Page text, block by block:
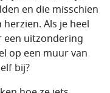
en die misschien
Als je heel
een uitzondering
op een muur van
bij?